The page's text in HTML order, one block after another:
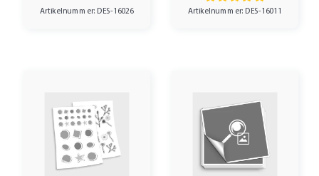
Artikelnummer: DES-16026 Artikelnummer: DES-16011